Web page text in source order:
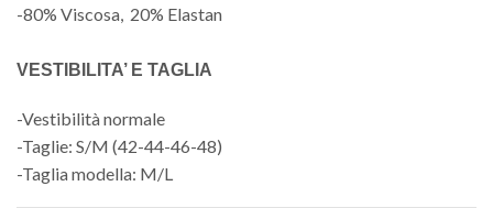
-80% Viscosa, 20% Elastan
VESTIBILITA’ E TAGLIA
-Vestibilità normale
-Taglie: S/M (42-44-46-48)
-Taglia modella: M/L